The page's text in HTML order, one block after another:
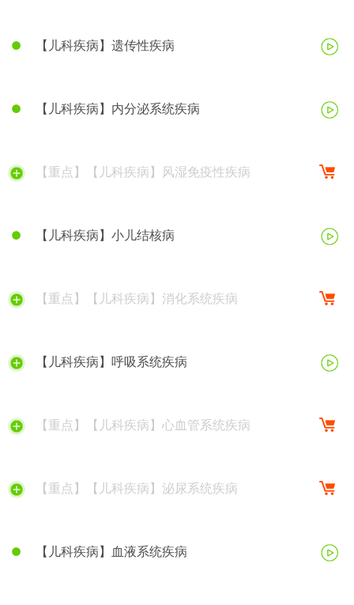
【儿科疾病】遗传性疾病
【儿科疾病】内分泌系统疾病
【重点】【儿科疾病】风湿免疫性疾病
【儿科疾病】小儿结核病
【重点】【儿科疾病】消化系统疾病
【儿科疾病】呼吸系统疾病
【重点】【儿科疾病】心血管系统疾病
【重点】【儿科疾病】泌尿系统疾病
【儿科疾病】血液系统疾病